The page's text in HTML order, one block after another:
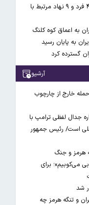
آمریکا تحریم‌های جدیدی علیه ایران اعمال کرد/ ۴ فرد و ۹ نهاد مرتبط با
به اعماق کوه کلنگ
به پایان رسید
گسترده کرد
آرشیو
خارج از چارچوب
جدال لفظی ترامپ با
است/ رئیس جمهور
هرمز و جنگ
می‌کوبیم»؛ برای
و تنگه هرمز چه